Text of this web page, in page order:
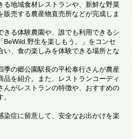
る地域食材レストランや、新鮮な野菜
販売する農産物直売所などが完成しま
きる体験農園や、誰でも利用できるシ
BeWild.野生を楽しもう。」をコンセ
い、食の楽しみを体験できる場所とな
の郷公園駅長の平松泰行さんが農産
品を紹介。また、レストランコーディ
んがレストランの特徴や、おすすめの
染症に留意して、安全なお出かけを楽